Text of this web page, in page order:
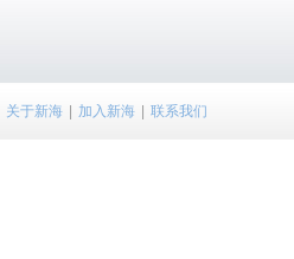
关于新海 加入新海 联系我们